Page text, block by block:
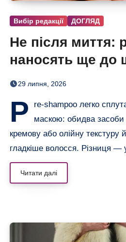
Вибір редакції ДОГЛЯД
Не після миття:
наносять ще до
29 липня, 2026
P
re-shampoo легко
маскою: обидва
кремову або олійну текстуру
гладкіше волосся. Різниця —
Читати далі